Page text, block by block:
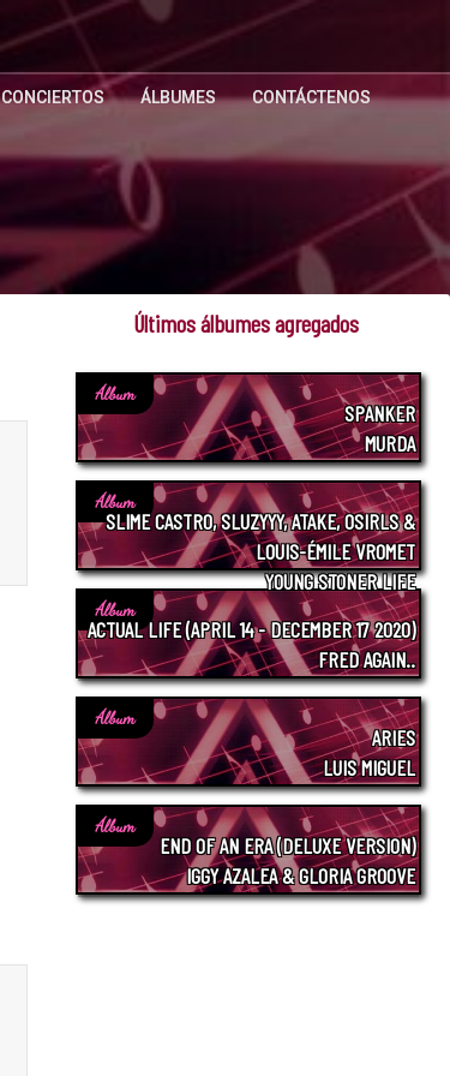
CONCIERTOS ÁLBUMES CONTÁCTENOS
Últimos álbumes agregados
Álbum
SPANKER
MURDA
Álbum
SLIME CASTRO, SLUZYYY, ATAKE, OSIRLS &
LOUIS-ÉMILE VROMET
YOUNG STONER LIFE
Álbum
ACTUAL LIFE (APRIL 14 - DECEMBER 17 2020)
FRED AGAIN..
Álbum
ARIES
LUIS MIGUEL
Álbum
END OF AN ERA (DELUXE VERSION)
IGGY AZALEA & GLORIA GROOVE